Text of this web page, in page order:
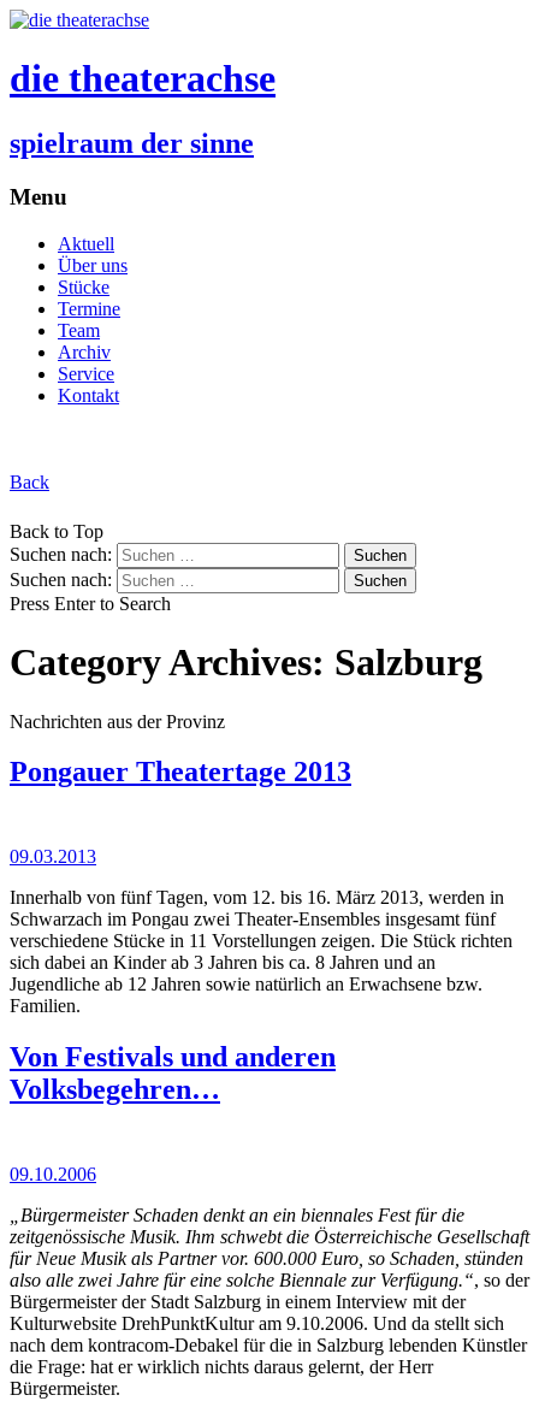
die theaterachse
spielraum der sinne
Menu
Aktuell
Über uns
Stücke
Termine
Team
Archiv
Service
Kontakt
Back
Back to Top
Suchen nach:
Suchen nach:
Press Enter to Search
Category Archives: Salzburg
Nachrichten aus der Provinz
Pongauer Theatertage 2013
09.03.2013
Innerhalb von fünf Tagen, vom 12. bis 16. März 2013, werden in
Schwarzach im Pongau zwei Theater-Ensembles insgesamt fünf
verschiedene Stücke in 11 Vorstellungen zeigen. Die Stück richten
sich dabei an Kinder ab 3 Jahren bis ca. 8 Jahren und an
Jugendliche ab 12 Jahren sowie natürlich an Erwachsene bzw.
Familien.
Von Festivals und anderen
Volksbegehren…
09.10.2006
„Bürgermeister Schaden denkt an ein biennales Fest für die
zeitgenössische Musik. Ihm schwebt die Österreichische Gesellschaft
für Neue Musik als Partner vor. 600.000 Euro, so Schaden, stünden
also alle zwei Jahre für eine solche Biennale zur Verfügung.“, so der
Bürgermeister der Stadt Salzburg in einem Interview mit der
Kulturwebsite DrehPunktKultur am 9.10.2006. Und da stellt sich
nach dem kontracom-Debakel für die in Salzburg lebenden Künstler
die Frage: hat er wirklich nichts daraus gelernt, der Herr
Bürgermeister.